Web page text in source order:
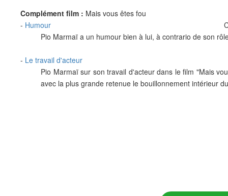
Complément film : Mais vous êtes fou
- Humour
Pio Marmaï a un humour bien à lui, à contrario de son
- Le travail d'acteur
Pio Marmaï sur son travail d'acteur dans le film "Mais
avec la plus grande retenue le bouillonnement intérieur